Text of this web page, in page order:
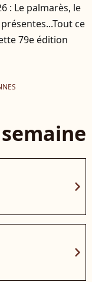
: Le palmarès, le
ce
79e édition
chevron_right
chevron_right